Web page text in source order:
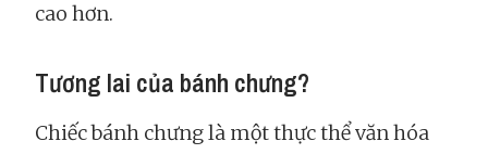
cao hơn.
Tương lai của bánh chưng?
Chiếc bánh chưng là một thực thể văn hóa